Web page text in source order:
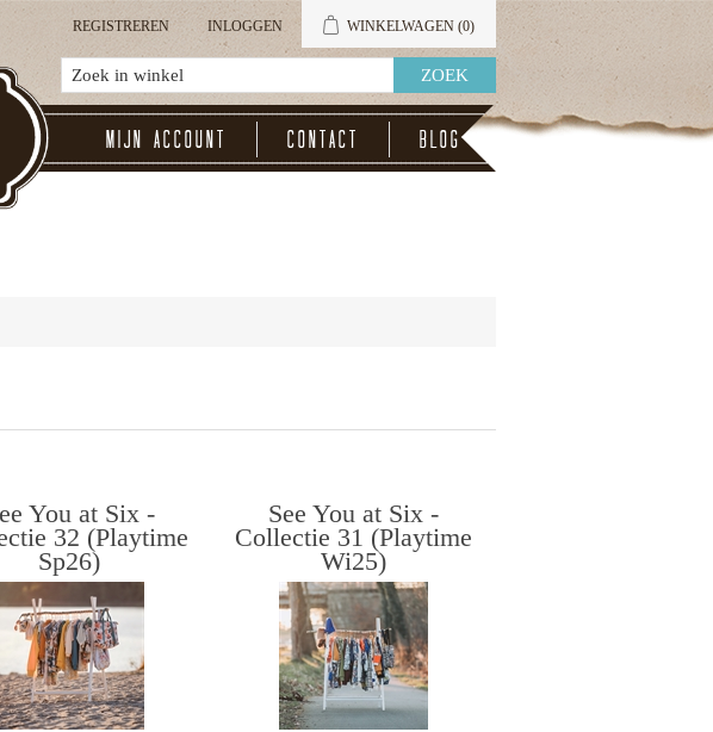
REGISTREREN INLOGGEN WINKELWAGEN (0)
Mijn account Contact Blog
You at Six -
32 (Playtime
Sp26)
See You at Six -
Collectie 31 (Playtime
Wi25)